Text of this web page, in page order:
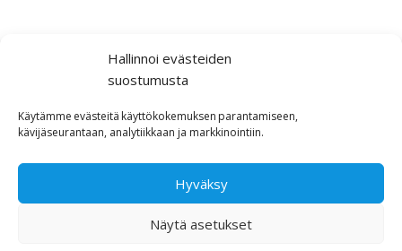
Hallinnoi evästeiden
suostumusta
Käytämme evästeitä käyttökokemuksen parantamiseen,
kävijäseurantaan, analytiikkaan ja markkinointiin.
Hyväksy
Näytä asetukset